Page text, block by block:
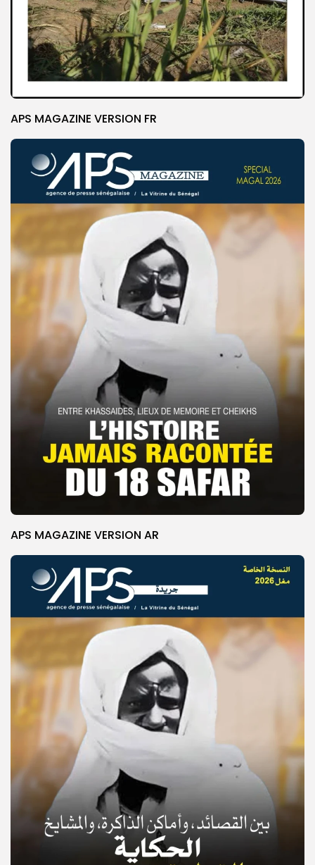
© Copyright 2025, APS
APS MAGAZINE VERSION FR
APS MAGAZINE VERSION AR